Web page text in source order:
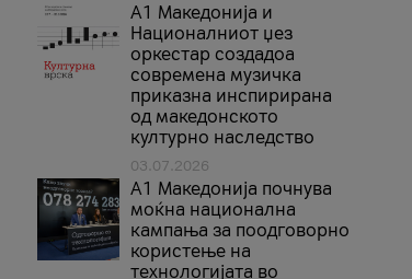
А1 Македонија и
Националниот џез
оркестар создадоа
современа музичка
приказна инспирирана
од македонското
културно наследство
03.07.2026
A1 Македонија почнува
моќна национална
кампања за поодговорно
користење на
технологијата во